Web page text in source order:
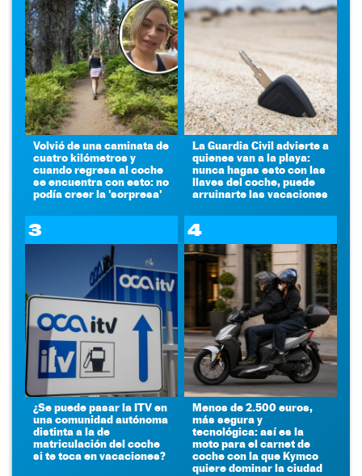
Volvió de una caminata de
cuatro kilómetros y
cuando regresa al coche
se encuentra con esto: no
podía creer la 'sorpresa'
La Guardia Civil advierte a
quienes van a la playa:
nunca hagas esto con las
llaves del coche, puede
arruinarte las vacaciones
3
¿Se puede pasar la ITV en
una comunidad autónoma
distinta a la de
matriculación del coche
si te toca en vacaciones?
4
Menos de 2.500 euros,
más segura y
tecnológica: así es la
moto para el carnet de
coche con la que Kymco
quiere dominar la ciudad